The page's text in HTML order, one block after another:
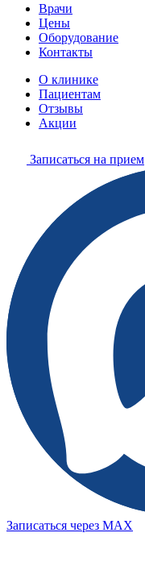
Врачи
Цены
Оборудование
Контакты
О клинике
Пациентам
Отзывы
Акции
Записаться на прием
Записаться через MAX